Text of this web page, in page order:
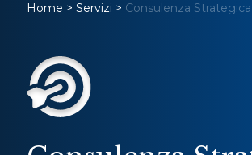
Home > Servizi > Consulenza Strategica